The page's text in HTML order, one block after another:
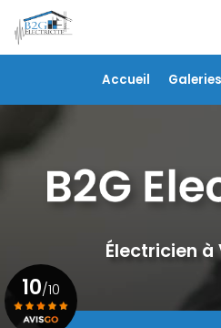
au
contenu
principal
Accueil Galeries
Électricien à
10/10